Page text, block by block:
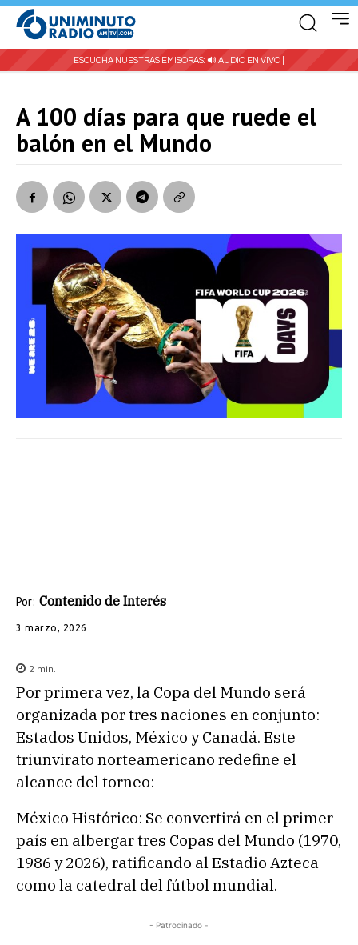
ESCUCHA NUESTRAS EMISORAS: 🔊 AUDIO EN VIVO |
A 100 días para que ruede el
balón en el Mundo
Por: Contenido de Interés
3 marzo, 2026
2 min.
Por primera vez, la Copa del Mundo será
organizada por tres naciones en conjunto:
Estados Unidos, México y Canadá. Este
triunvirato norteamericano redefine el
alcance del torneo:
México Histórico: Se convertirá en el primer
país en albergar tres Copas del Mundo (1970,
1986 y 2026), ratificando al Estadio Azteca
como la catedral del fútbol mundial.
- Patrocinado -